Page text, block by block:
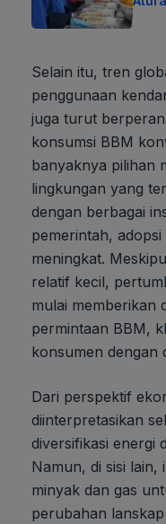
Selain itu, tren
penggunaan
juga turut
konsumsi BBM
banyaknya pilihan
lingkungan yang
dengan berbagai
pemerintah,
meningkat.
relatif kecil,
mulai memberikan
permintaan BBM,
konsumen dengan
Dari perspektif
diinterpretasikan
diversifikasi energi
Namun, di sisi lain,
minyak dan gas
perubahan